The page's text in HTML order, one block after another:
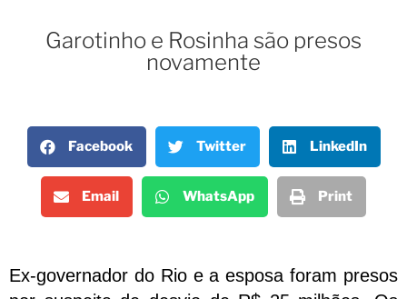
Garotinho e Rosinha são presos
novamente
Facebook Twitter LinkedIn
Email WhatsApp Print
Ex-governador do Rio e a esposa foram presos